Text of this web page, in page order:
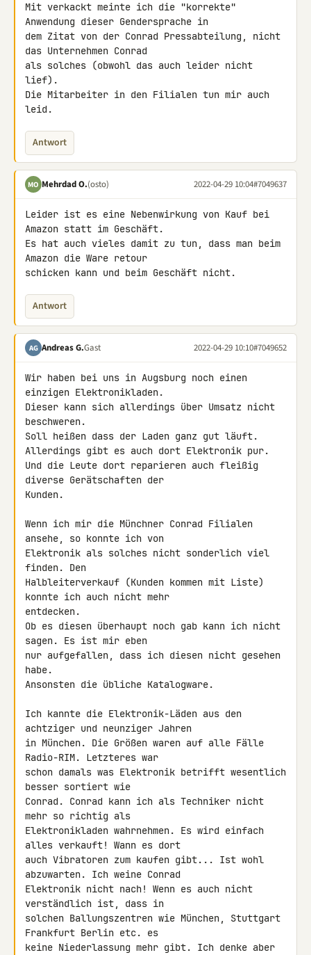
Mit verkackt meinte ich die "korrekte"
Anwendung dieser Gendersprache in
dem Zitat von der Conrad Pressabteilung, nicht
das Unternehmen Conrad
als solches (obwohl das auch leider nicht
lief).
Die Mitarbeiter in den Filialen tun mir auch
leid.
Antwort
MO Mehrdad O.(osto) 2022-04-29 10:04#7049637
Leider ist es eine Nebenwirkung von Kauf bei
Amazon statt im Geschäft.
Es hat auch vieles damit zu tun, dass man beim
Amazon die Ware retour
schicken kann und beim Geschäft nicht.
Antwort
AG Andreas G.Gast 2022-04-29 10:10#7049652
Wir haben bei uns in Augsburg noch einen
einzigen Elektronikladen.
Dieser kann sich allerdings über Umsatz nicht
beschweren.
Soll heißen dass der Laden ganz gut läuft.
Allerdings gibt es auch dort Elektronik pur.
Und die Leute dort reparieren auch fleißig
diverse Gerätschaften der
Kunden.
Wenn ich mir die Münchner Conrad Filialen
ansehe, so konnte ich von
Elektronik als solches nicht sonderlich viel
finden. Den
Halbleiterverkauf (Kunden kommen mit Liste)
konnte ich auch nicht mehr
entdecken.
Ob es diesen überhaupt noch gab kann ich nicht
sagen. Es ist mir eben
nur aufgefallen, dass ich diesen nicht gesehen
habe.
Ansonsten die übliche Katalogware.
Ich kannte die Elektronik-Läden aus den
achtziger und neunziger Jahren
in München. Die Größen waren auf alle Fälle
Radio-RIM. Letzteres war
schon damals was Elektronik betrifft wesentlich
besser sortiert wie
Conrad. Conrad kann ich als Techniker nicht
mehr so richtig als
Elektronikladen wahrnehmen. Es wird einfach
alles verkauft! Wann es dort
auch Vibratoren zum kaufen gibt... Ist wohl
abzuwarten. Ich weine Conrad
Elektronik nicht nach! Wenn es auch nicht
verständlich ist, dass in
solchen Ballungszentren wie München, Stuttgart
Frankfurt Berlin etc. es
keine Niederlassung mehr gibt. Ich denke aber